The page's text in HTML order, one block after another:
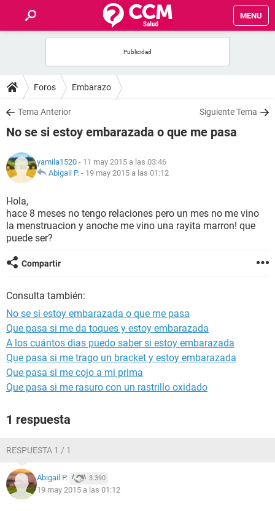
MENU
FOROS
SALUD
NUTRICIÓN
BIENESTAR
SEXUALIDAD
GLOSARIO
Foros Embarazo
Tema Anterior Siguiente Tema
No se si estoy embarazada o que me pasa
yamila1520 - 11 may 2015 a las 03:46
Abigail P. - 19 may 2015 a las 01:12
Hola,
hace 8 meses no tengo relaciones pero un mes no me vino
la menstruacion y anoche me vino una rayita marron! que
puede ser?
Compartir
Consulta también:
No se si estoy embarazada o que me pasa
Que pasa si me da toques y estoy embarazada
A los cuántos dias puedo saber si estoy embarazada
Que pasa si me trago un bracket y estoy embarazada
Que pasa si me cojo a mi prima
Que pasa si me rasuro con un rastrillo oxidado
1 respuesta
RESPUESTA 1 / 1
Abigail P. 3.390
19 may 2015 a las 01:12